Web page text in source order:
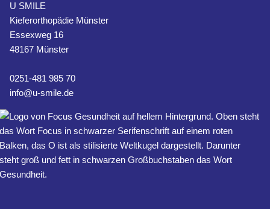
U SMILE
Kieferorthopädie Münster
Essexweg 16
48167 Münster
0251-481 985 70
info@u-smile.de